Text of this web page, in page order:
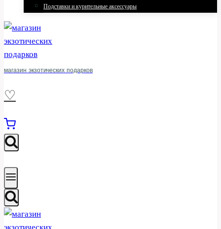
Подставки и курительные аксессуары
магазин экзотических подарков
♡